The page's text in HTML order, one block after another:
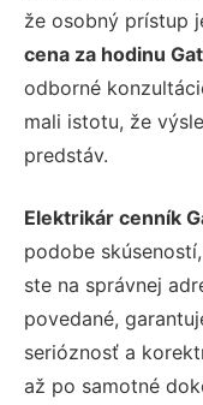
že osobný prístup
cena za hodinu
odborné
mali istotu, že
predstáv.
Elektrikár cenník
podobe
ste na správnej
povedané,
serióznosť a
až po samotné